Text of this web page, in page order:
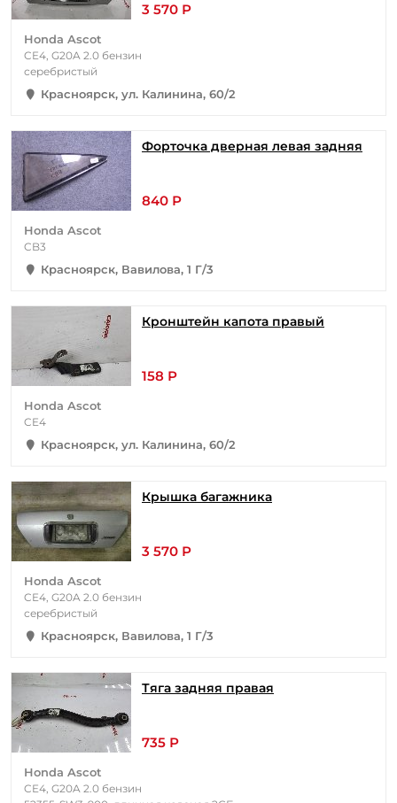
3 570 Р
Honda Ascot
CE4, G20A 2.0 бензин
серебристый
Красноярск, ул. Калинина, 60/2
Форточка дверная левая задняя
840 Р
Honda Ascot
CB3
Красноярск, Вавилова, 1 Г/3
Кронштейн капота правый
158 Р
Honda Ascot
CE4
Красноярск, ул. Калинина, 60/2
Крышка багажника
3 570 Р
Honda Ascot
CE4, G20A 2.0 бензин
серебристый
Красноярск, Вавилова, 1 Г/3
Тяга задняя правая
735 Р
Honda Ascot
CE4, G20A 2.0 бензин